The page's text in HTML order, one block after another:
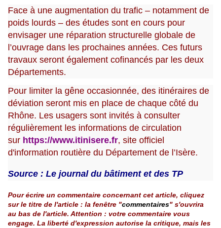
Face à une augmentation du trafic – notamment de
poids lourds – des études sont en cours pour
envisager une réparation structurelle globale de
l’ouvrage dans les prochaines années. Ces futurs
travaux seront également cofinancés par les deux
Départements.
Pour limiter la gêne occasionnée, des itinéraires de
déviation seront mis en place de chaque côté du
Rhône. Les usagers sont invités à consulter
régulièrement les informations de circulation
sur https://www.itinisere.fr, site officiel
d'information routière du Département de l’Isère.
Source : Le journal du bâtiment et des TP
Pour écrire un commentaire concernant cet article, cliquez
sur le titre de l'article : la fenêtre "commentaires" s'ouvrira
au bas de l'article. Attention : votre commentaire vous
engage. La liberté d'expression autorise la critique, mais les